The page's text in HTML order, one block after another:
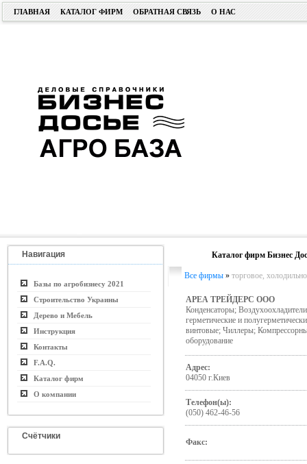
ГЛАВНАЯ КАТАЛОГ ФИРМ ОБРАТНАЯ СВЯЗЬ О НАС
Навигация
Базы по агробизнесу 2021
Строительство Украины
Дерево и Мебель
Инструкция
Контакты
F.A.Q.
Каталог фирм
О компании
Счётчики
Каталог фирм Бизнес
Все фирмы » торговое,
АРЕА ТРЕЙДЕРС ООО
Конденсаторы;
герметические и
винтовые; Чиллеры;
оборудование
Адрес:
04050 г.Киев
Телефон(ы):
(050) 462-46-56
Факс: